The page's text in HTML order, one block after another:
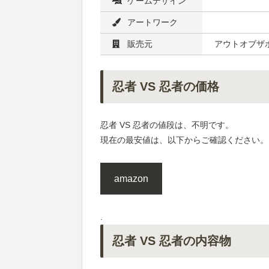
アートワーク
販売元 アウトオブザ
忍者 VS 忍者の価格
忍者 VS 忍者の値段は、不明です。
現在の最安値は、以下からご確認ください。
amazon
.
忍者 VS 忍者の内容物